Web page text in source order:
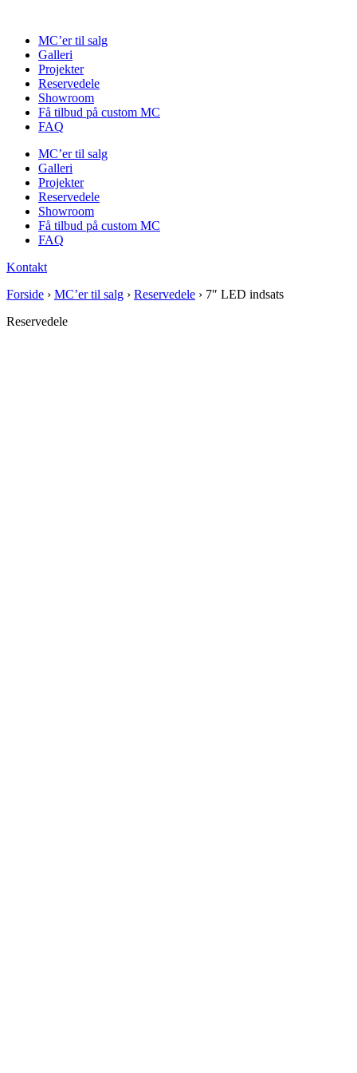
indholdMC’er til salg
Galleri
Projekter
Reservedele
Showroom
Få tilbud på custom MC
FAQ
MC’er til salg
Galleri
Projekter
Reservedele
Showroom
Få tilbud på custom MC
FAQ
Kontakt
Forside › MC’er til salg › Reservedele › 7″ LED indsats
Reservedele